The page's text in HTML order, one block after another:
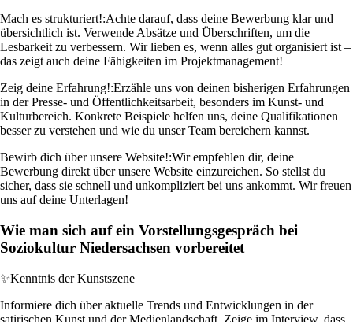
Mach es strukturiert!:Achte darauf, dass deine Bewerbung klar und
übersichtlich ist. Verwende Absätze und Überschriften, um die
Lesbarkeit zu verbessern. Wir lieben es, wenn alles gut organisiert ist –
das zeigt auch deine Fähigkeiten im Projektmanagement!
Zeig deine Erfahrung!:Erzähle uns von deinen bisherigen Erfahrungen
in der Presse- und Öffentlichkeitsarbeit, besonders im Kunst- und
Kulturbereich. Konkrete Beispiele helfen uns, deine Qualifikationen
besser zu verstehen und wie du unser Team bereichern kannst.
Bewirb dich über unsere Website!:Wir empfehlen dir, deine
Bewerbung direkt über unsere Website einzureichen. So stellst du
sicher, dass sie schnell und unkompliziert bei uns ankommt. Wir freuen
uns auf deine Unterlagen!
Wie man sich auf ein Vorstellungsgespräch bei
Soziokultur Niedersachsen vorbereitet
✨Kenntnis der Kunstszene
Informiere dich über aktuelle Trends und Entwicklungen in der
satirischen Kunst und der Medienlandschaft. Zeige im Interview, dass